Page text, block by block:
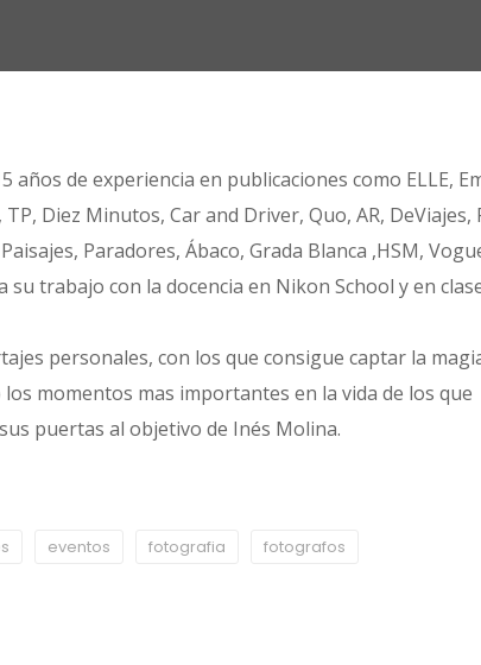
años de experiencia en publicaciones como ELLE,
Diez Minutos, Car and Driver, Quo, AR, DeViajes,
Paradores, Ábaco, Grada Blanca ,HSM,
su trabajo con la docencia en Nikon School y en
personales, con los que consigue captar la
momentos mas importantes en la vida de los que
puertas al objetivo de Inés Molina.
eventos fotografia fotografos